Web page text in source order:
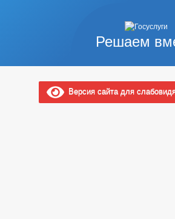
Решаем
Версия сайта для